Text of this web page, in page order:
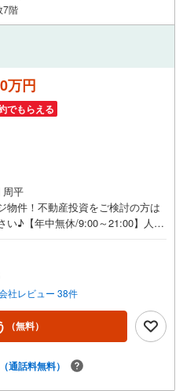
7階
万円
でもらえる
周平
物件！不動産投資をご検討の方は
い♪【年中無休/9:00～21:00】人気
学する」ボタンよりご予約頂く
■その他、各種ご相談も承ってお
相談○ライフプランのシミュレー
からお客様へ経験豊富なスタ
様に合った物件をご紹介させて頂
件も併せてご紹介可能ですのでお気
！
社レビュー 38件
（無料）
（通話料無料）